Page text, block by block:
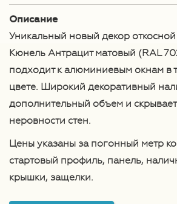
Описание
Уникальный новый декор
Кюнель Антрацит матовый (RAL
подходит к алюминиевым окнам в
цвете. Широкий декоративный
дополнительный объем и
неровности стен.
Цены указаны за погонный метр
стартовый профиль, панель,
крышки, защелки.